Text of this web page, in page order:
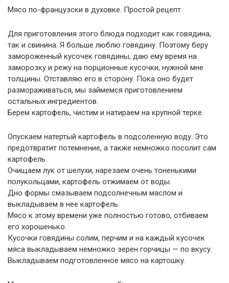
Мясо по-французски в духовке. Простой рецепт
Для приготовления этого блюда подходит как говядина,
так и свинина. Я больше люблю говядину. Поэтому беру
замороженный кусочек говядины, даю ему время на
заморозку и режу на порционные кусочки, нужной мне
толщины. Отставляю его в сторону. Пока оно будет
размораживаться, мы займемся приготовлением
остальных ингредиентов.
Берем картофель, чистим и натираем на крупной терке.
Опускаем натертый картофель в подсоленную воду. Это
предотвратит потемнение, а также немножко посолит сам
картофель.
Очищаем лук от шелухи, нарезаем очень тоненькими
полукольцами, картофель отжимаем от воды.
Дно формы смазываем подсолнечным маслом и
выкладываем в нее картофель.
Мясо к этому времени уже полностью готово, отбиваем
его хорошенько.
Кусочки говядины солим, перчим и на каждый кусочек
мяса выкладываем немножко зерен горчицы — по вкусу.
Выкладываем подготовленное мясо на картошку.